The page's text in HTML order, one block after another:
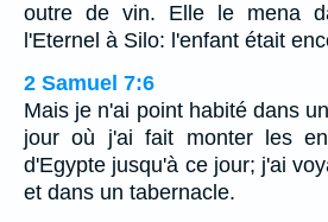
outre de vin. Elle le mena
l'Eternel à Silo: l'enfant était
2 Samuel 7:6
Mais je n'ai point habité dans
jour où j'ai fait monter les
d'Egypte jusqu'à ce jour; j'ai
et dans un tabernacle.